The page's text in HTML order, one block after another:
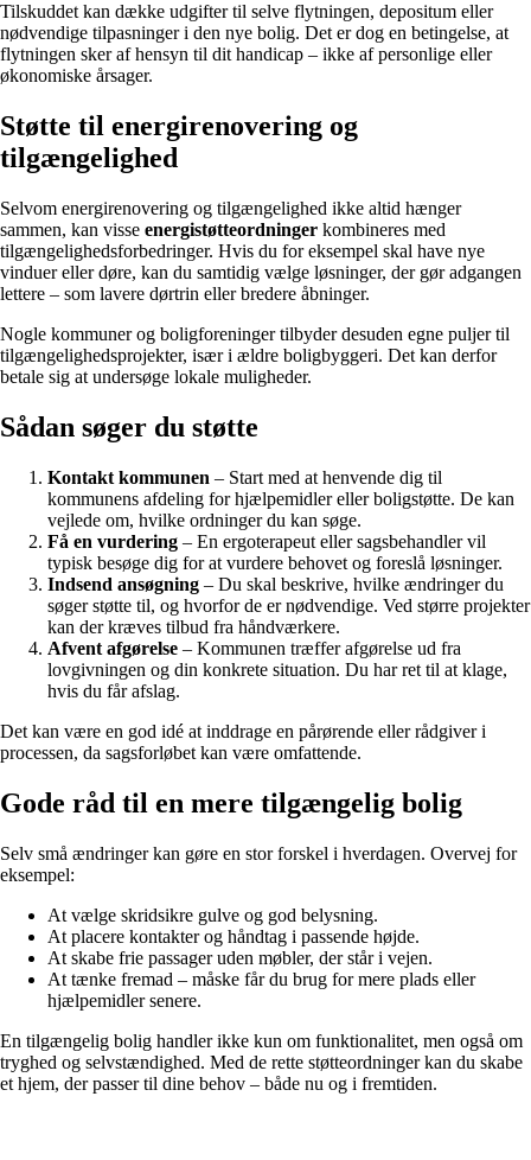
Tilskuddet kan dække udgifter til selve flytningen, depositum eller
nødvendige tilpasninger i den nye bolig. Det er dog en betingelse, at
flytningen sker af hensyn til dit handicap – ikke af personlige eller
økonomiske årsager.
Støtte til energirenovering og
tilgængelighed
Selvom energirenovering og tilgængelighed ikke altid hænger
sammen, kan visse energistøtteordninger kombineres med
tilgængelighedsforbedringer. Hvis du for eksempel skal have nye
vinduer eller døre, kan du samtidig vælge løsninger, der gør adgangen
lettere – som lavere dørtrin eller bredere åbninger.
Nogle kommuner og boligforeninger tilbyder desuden egne puljer til
tilgængelighedsprojekter, især i ældre boligbyggeri. Det kan derfor
betale sig at undersøge lokale muligheder.
Sådan søger du støtte
Kontakt kommunen – Start med at henvende dig til
kommunens afdeling for hjælpemidler eller boligstøtte. De kan
vejlede om, hvilke ordninger du kan søge.
Få en vurdering – En ergoterapeut eller sagsbehandler vil
typisk besøge dig for at vurdere behovet og foreslå løsninger.
Indsend ansøgning – Du skal beskrive, hvilke ændringer du
søger støtte til, og hvorfor de er nødvendige. Ved større projekter
kan der kræves tilbud fra håndværkere.
Afvent afgørelse – Kommunen træffer afgørelse ud fra
lovgivningen og din konkrete situation. Du har ret til at klage,
hvis du får afslag.
Det kan være en god idé at inddrage en pårørende eller rådgiver i
processen, da sagsforløbet kan være omfattende.
Gode råd til en mere tilgængelig bolig
Selv små ændringer kan gøre en stor forskel i hverdagen. Overvej for
eksempel:
At vælge skridsikre gulve og god belysning.
At placere kontakter og håndtag i passende højde.
At skabe frie passager uden møbler, der står i vejen.
At tænke fremad – måske får du brug for mere plads eller
hjælpemidler senere.
En tilgængelig bolig handler ikke kun om funktionalitet, men også om
tryghed og selvstændighed. Med de rette støtteordninger kan du skabe
et hjem, der passer til dine behov – både nu og i fremtiden.